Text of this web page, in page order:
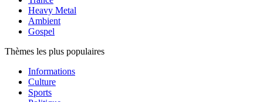
Heavy Metal
Ambient
Gospel
Thèmes les plus populaires
Informations
Culture
Sports